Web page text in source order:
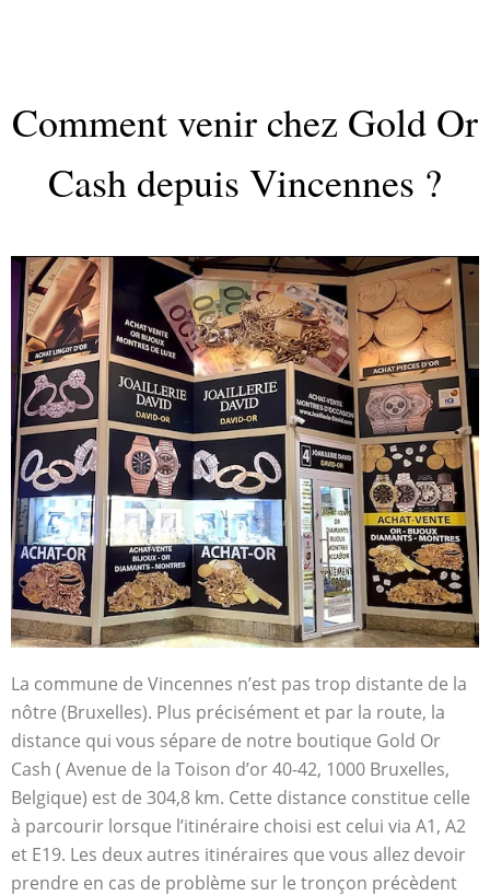
Comment venir chez Gold Or
Cash depuis Vincennes ?
La commune de Vincennes n’est pas trop distante de la
nôtre (Bruxelles). Plus précisément et par la route, la
distance qui vous sépare de notre boutique Gold Or
Cash ( Avenue de la Toison d’or 40-42, 1000 Bruxelles,
Belgique) est de 304,8 km. Cette distance constitue celle
à parcourir lorsque l’itinéraire choisi est celui via A1, A2
et E19. Les deux autres itinéraires que vous allez devoir
prendre en cas de problème sur le tronçon précèdent